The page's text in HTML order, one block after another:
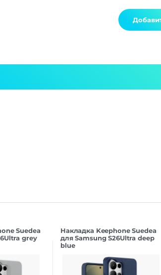
Suedea
grey
Накладка Keephone Suedea
для Samsung S26Ultra deep
blue